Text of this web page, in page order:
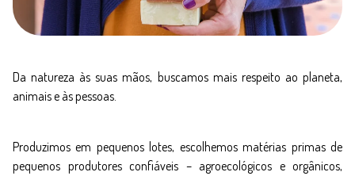
Da natureza às suas mãos, buscamos mais respeito ao planeta,
animais e às pessoas.
Produzimos em pequenos lotes, escolhemos matérias primas de
pequenos produtores confiáveis – agroecológicos e orgânicos,